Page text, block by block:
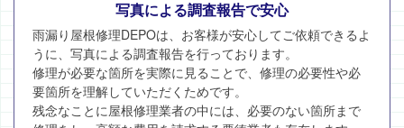
写真による調査報告で安心
雨漏り屋根修理DEPOは、お客様が安心してご依頼できるよ
うに、写真による調査報告を行っております。
修理が必要な箇所を実際に見ることで、修理の必要性や必
要箇所を理解していただくためです。
残念なことに屋根修理業者の中には、必要のない箇所まで